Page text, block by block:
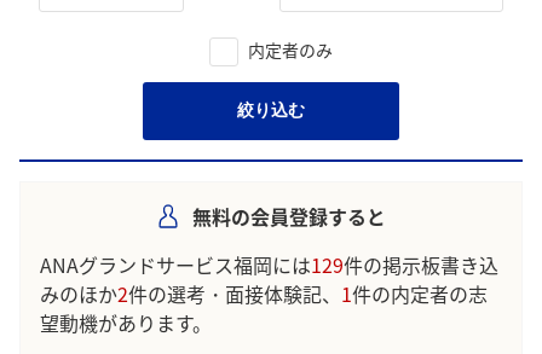
内定者のみ
絞り込む
無料の会員登録すると
ANAグランドサービス福岡には129件の掲示板書き込
みのほか2件の選考・面接体験記、 1件の内定者の志
望動機があります。